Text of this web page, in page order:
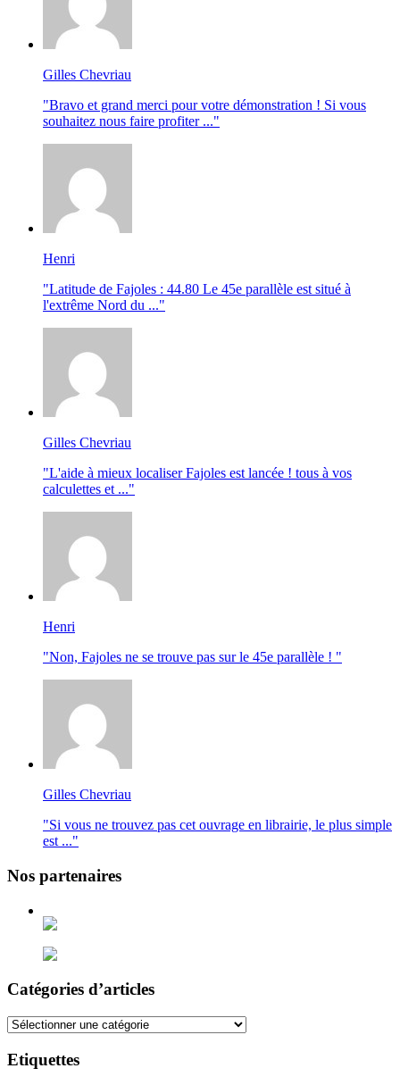
Gilles Chevriau
"Bravo et grand merci pour votre démonstration ! Si vous
souhaitez nous faire profiter ..."
Henri
"Latitude de Fajoles : 44.80 Le 45e parallèle est situé à
l'extrême Nord du ..."
Gilles Chevriau
"L'aide à mieux localiser Fajoles est lancée ! tous à vos
calculettes et ..."
Henri
"Non, Fajoles ne se trouve pas sur le 45e parallèle ! "
Gilles Chevriau
"Si vous ne trouvez pas cet ouvrage en librairie, le plus simple
est ..."
Nos partenaires
Catégories d’articles
Catégories
Etiquettes